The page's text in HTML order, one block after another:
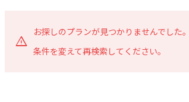
お探しのプランが見つかりませんでした。
条件を変えて再検索してください。